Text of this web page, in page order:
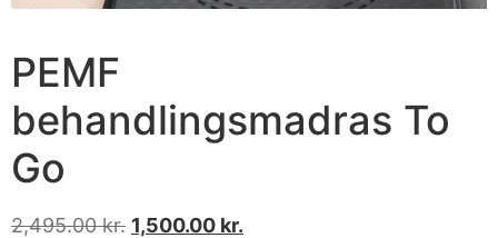
PEMF
behandlingsmadras To
Go
2,495.00kr. 1,500.00 kr.